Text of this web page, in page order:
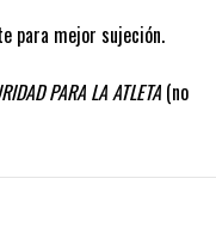
para mejor sujeción.
PARA LA ATLETA (no